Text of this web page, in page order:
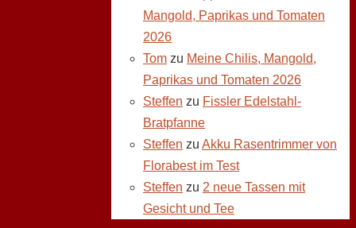
Mangold, Paprikas und Tomaten
2026
Tom zu Meine Chilis, Mangold,
Paprikas und Tomaten 2026
Steffen zu Fissler Edelstahl-
Bratpfanne
Steffen zu Akku Rasentrimmer von
Florabest im Test
Steffen zu 2 neue Tassen mit
Gesicht und Tee